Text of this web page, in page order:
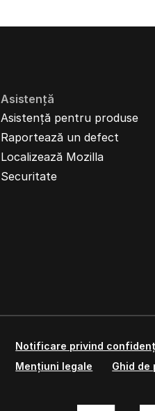
Asistență
Asistență pentru produse
Raportează un defect
Localizează Mozilla
Securitate
Notificare privind
Mențiuni legale
Ghid